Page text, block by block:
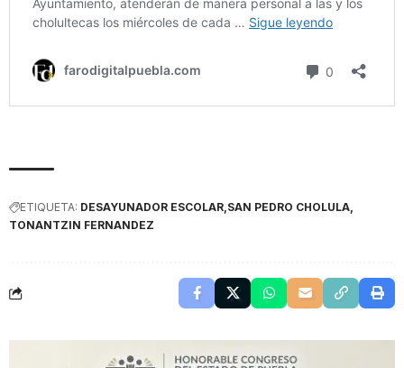
ETIQUETA: DESAYUNADOR ESCOLAR SAN PEDRO CHOLULA
TONANTZIN FERNANDEZ